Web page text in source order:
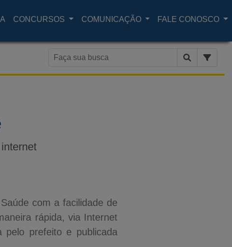
CONCURSOS COMUNICAÇÃO FALE CONOSCO
com a facilidade de
rápida, via Internet
prefeito e publicada